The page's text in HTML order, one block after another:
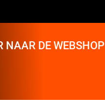
NAAR DE WEBSHOP